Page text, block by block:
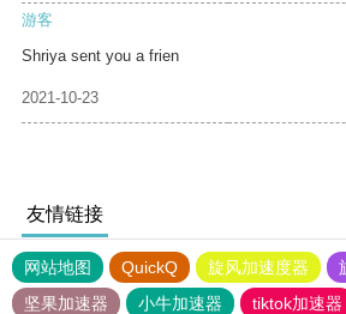
游客
Shriya sent you a frien
2021-10-23
友情链接
网站地图 QuickQ 旋风加速度器
坚果加速器
小牛加速器 tiktok加速器